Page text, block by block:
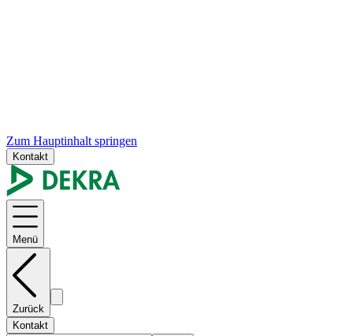
Zum Hauptinhalt springen
Kontakt
Menü
Zurück
Kontakt